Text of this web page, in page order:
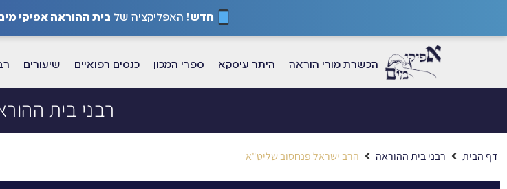
חדש! האפליקציה של בית ההוראה אפיקי
הכשרת מורי הוראה היתר עיסקא ספרי המכון כנסים רפואיים שיעורים
רבני בית
דף הבית רבני בית ההוראה הרב ישראל פנחסוב שליט"א